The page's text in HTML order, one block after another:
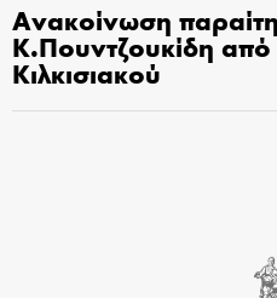
Ανακοίνωση
Κ.Πουντζουκίδη από
Κιλκισιακού